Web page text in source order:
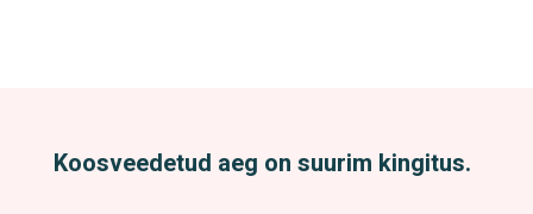
Koosveedetud aeg on suurim kingitus.